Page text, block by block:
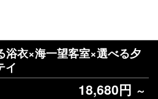
浴衣×海一望客室×選べる夕
イ
18,680円 ～